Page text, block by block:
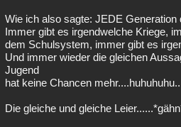
Wie ich also sagte: JEDE Generation
Immer gibt es irgendwelche Kriege,
dem Schulsystem, immer gibt es
Und immer wieder die gleichen
Jugend
hat keine Chancen
Die gleiche und gleiche